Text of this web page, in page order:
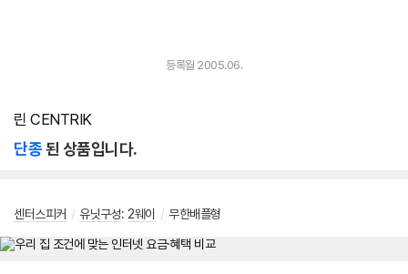
등록월 2005.06.
린 CENTRIK
단종된 상품입니다.
센터스피커 / 유닛구성: 2웨이 / 무한배플형